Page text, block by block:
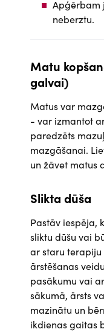
Apģērbam
neberztu.
Matu
galvai)
Matus var
- var izmantot
paredzēts
mazgāšanai.
un žāvet matus
Slikta dūša
Pastāv iespēja,
sliktu dūšu vai
ar staru
ārstēšanas
pasākumu vai
sākumā, ārsts
mazinātu un
ikdienas gaitas